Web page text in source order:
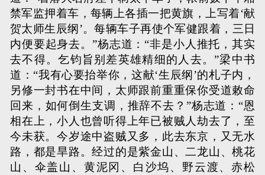
禁军监押着车，每辆上各插一把黄旗，上写着‘献
贺太师生辰纲’。每辆车子再使个军健跟着，三日
内便要起身去。”杨志道：“非是小人推托，其实
去不得。乞钧旨别差英雄精细的人去。”梁中书
道：“我有心要抬举你，这献‘生辰纲’的札子内，
另修一封书在中间，太师跟前重重保你受道敕命
回来，如何倒生支调，推辞不去？”杨志道：“恩
相在上，小人也曾听得上年已被贼人劫去了，至
今未获。今岁途中盗贼又多，此去东京，又无水
路，都是旱路。经过的是紫金山、二龙山、桃花
山、伞盖山、黄泥冈、白沙坞、野云渡、赤松